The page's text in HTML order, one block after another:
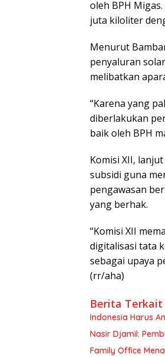
oleh BPH
juta kiloliter
Menurut
penyaluran
melibatkan
“Karena yang
diberlakukan
baik oleh BPH
Komisi XII,
subsidi guna
pengawasan
yang berhak.
“Komisi XII
digitalisasi tata
sebagai upaya
(rr/aha)
Berita Terkait
Indonesia Harus
Nasir Djamil:
Family Office